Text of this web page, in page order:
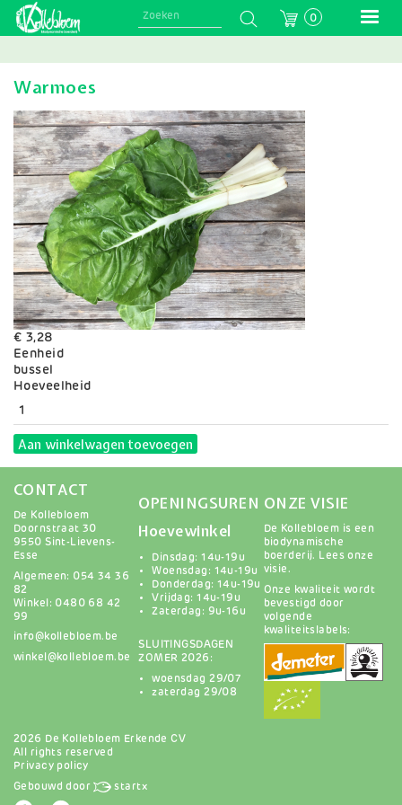
Skip
0
Warmoes
€ 3,28
Eenheid
bussel
Variaties
Hoeveelheid
Aan winkelwagen toevoegen
CONTACT
De Kollebloem
Doornstraat 30
9550 Sint-Lievens-
Esse
Algemeen: 054 34 36
82
Winkel: 0480 68 42
99
info@kollebloem.be
winkel@kollebloem.be
OPENINGSUREN
Hoevewinkel
Dinsdag: 14u-19u
Woensdag: 14u-19u
Donderdag: 14u-19u
Vrijdag: 14u-19u
Zaterdag: 9u-16u
SLUITINGSDAGEN
ZOMER 2026:
woensdag 29/07
zaterdag 29/08
ONZE VISIE
De Kollebloem is een
biodynamische
boerderij.
Lees onze
visie .
Onze kwaliteit wordt
bevestigd door
volgende
kwaliteitslabels:
2026 De Kollebloem Erkende CV
All rights reserved
Privacy policy
Gebouwd door startx